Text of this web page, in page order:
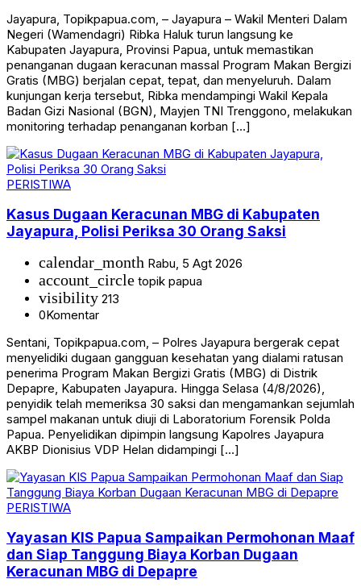
Jayapura, Topikpapua.com, – Jayapura – Wakil Menteri Dalam
Negeri (Wamendagri) Ribka Haluk turun langsung ke
Kabupaten Jayapura, Provinsi Papua, untuk memastikan
penanganan dugaan keracunan massal Program Makan Bergizi
Gratis (MBG) berjalan cepat, tepat, dan menyeluruh. Dalam
kunjungan kerja tersebut, Ribka mendampingi Wakil Kepala
Badan Gizi Nasional (BGN), Mayjen TNI Trenggono, melakukan
monitoring terhadap penanganan korban […]
PERISTIWA
Kasus Dugaan Keracunan MBG di Kabupaten
Jayapura, Polisi Periksa 30 Orang Saksi
calendar_month Rabu, 5 Agt 2026
account_circle topik papua
visibility 213
0Komentar
Sentani, Topikpapua.com, – Polres Jayapura bergerak cepat
menyelidiki dugaan gangguan kesehatan yang dialami ratusan
penerima Program Makan Bergizi Gratis (MBG) di Distrik
Depapre, Kabupaten Jayapura. Hingga Selasa (4/8/2026),
penyidik telah memeriksa 30 saksi dan mengamankan sejumlah
sampel makanan untuk diuji di Laboratorium Forensik Polda
Papua. Penyelidikan dipimpin langsung Kapolres Jayapura
AKBP Dionisius VDP Helan didampingi […]
PERISTIWA
Yayasan KIS Papua Sampaikan Permohonan Maaf
dan Siap Tanggung Biaya Korban Dugaan
Keracunan MBG di Depapre